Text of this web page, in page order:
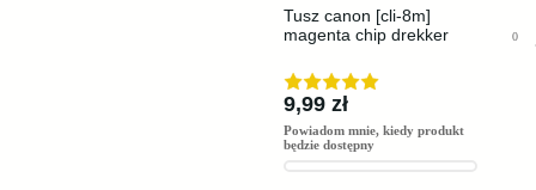
Tusz canon [cli-8m]
magenta chip drekker
9,99 zł
Powiadom mnie, kiedy produkt
będzie dostępny
0